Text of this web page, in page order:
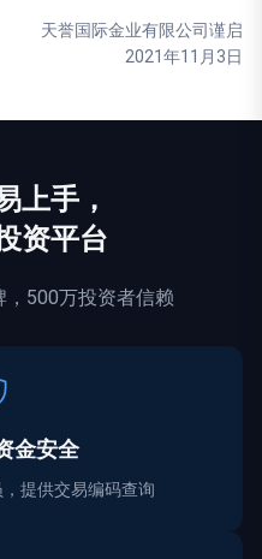
天誉国际金业有限公司谨启
2021年11月3日
上手，
资平台
500万投资者信赖
金安全
提供交易编码查询